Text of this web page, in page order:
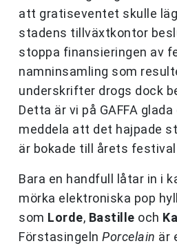
att gratiseventet skulle
stadens tillväxtkontor
stoppa finansieringen av
namninsamling som
underskrifter drogs dock
Detta är vi på GAFFA
meddela att det hajpade
är bokade till årets
Bara en handfull låtar in i
mörka elektroniska pop
som Lorde, Bastille och
Förstasingeln Porcelain är